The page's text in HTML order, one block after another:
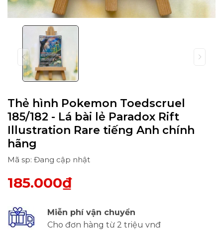
Thẻ hình Pokemon Toedscruel
185/182 - Lá bài lẻ Paradox Rift
Illustration Rare tiếng Anh chính
hãng
Mã sp: Đang cập nhật
185.000₫
Miễn phí vận chuyển
Cho đơn hàng từ 2 triệu vnđ